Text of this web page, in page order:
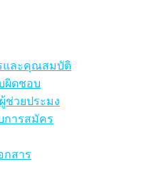
และคุณสมบัติ
ผิดชอบ
ช่วยประมง
การสมัคร
กสาร